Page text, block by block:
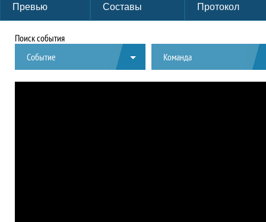
Превью Составы Протокол
Поиск события
Событие
Команда